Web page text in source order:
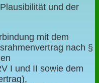
und der
mit dem
nach §
I und II sowie dem